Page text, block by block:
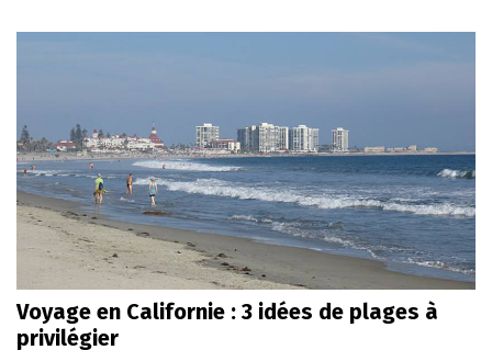
Voyage en Californie : 3 idées de plages à
privilégier